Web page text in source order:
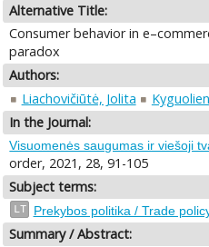
Alternative Title:
Consumer behavior in
paradox
Authors:
Liachovičiūtė, Jolita
In the Journal:
Visuomenės saugumas ir viešoji
order, 2021, 28, 91-105
Subject terms:
LT Prekybos politika / Trade
Summary / Abstract: